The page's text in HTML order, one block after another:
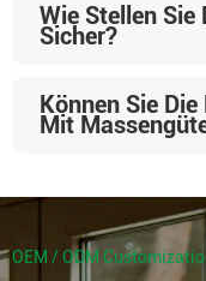
Wie Stellen
Sicher?
Können Sie
Mit
OEM / ODM